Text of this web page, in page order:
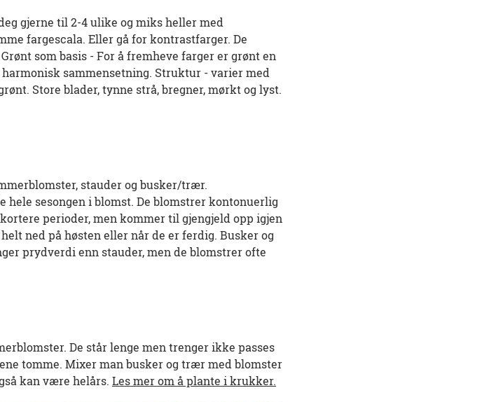
gjerne til 2-4 ulike og miks heller med
fargescala. Eller gå for kontrastfarger. De
som basis - For å fremheve farger er grønt en
sammensetning. Struktur - varier med
Store blader, tynne strå, bregner, mørkt og lyst.
stauder og busker/trær.
hele sesongen i blomst. De blomstrer kontonuerlig
perioder, men kommer til gjengjeld opp igjen
ned på høsten eller når de er ferdig. Busker og
prydverdi enn stauder, men de blomstrer ofte
De står lenge men trenger ikke passes
tomme. Mixer man busker og trær med blomster
kan være helårs. Les mer om å plante i krukker.